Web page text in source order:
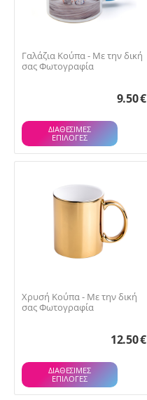
Γαλάζια Κούπα - Με την δική
σας Φωτογραφία
9.50€
ΔΙΑΘΕΣΙΜΕΣ
ΕΠΙΛΟΓΈΣ
Χρυσή Κούπα - Με την δική
σας Φωτογραφία
12.50€
ΔΙΑΘΕΣΙΜΕΣ
ΕΠΙΛΟΓΈΣ